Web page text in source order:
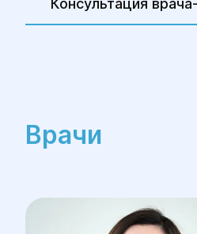
Консультация
Врачи